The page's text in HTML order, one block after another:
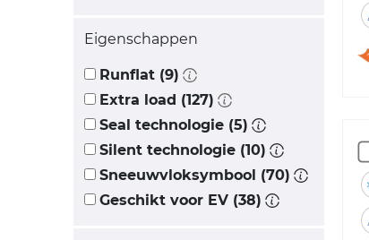
Eigenschappen
Runflat (9)
Extra load (127)
Seal technologie (5)
Silent technologie (10)
Sneeuwvloksymbool (70)
Geschikt voor EV (38)